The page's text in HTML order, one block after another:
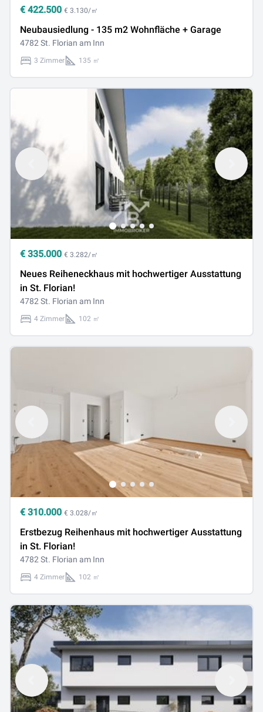
€ 422.500 € 3.130/㎡
Neubausiedlung - 135 m2 Wohnfläche + Garage
4782 St. Florian am Inn
3 Zimmer 135 ㎡
€ 335.000 € 3.282/㎡
Neues Reiheneckhaus mit hochwertiger Ausstattung
in St. Florian!
4782 St. Florian am Inn
4 Zimmer 102 ㎡
€ 310.000 € 3.028/㎡
Erstbezug Reihenhaus mit hochwertiger Ausstattung
in St. Florian!
4782 St. Florian am Inn
4 Zimmer 102 ㎡